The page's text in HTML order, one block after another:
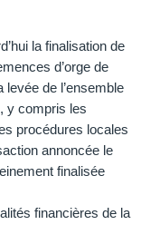
la finalisation de
d’orge de
levée de l’ensemble
y compris les
procédures locales
annoncée le
finalisée
financières de la